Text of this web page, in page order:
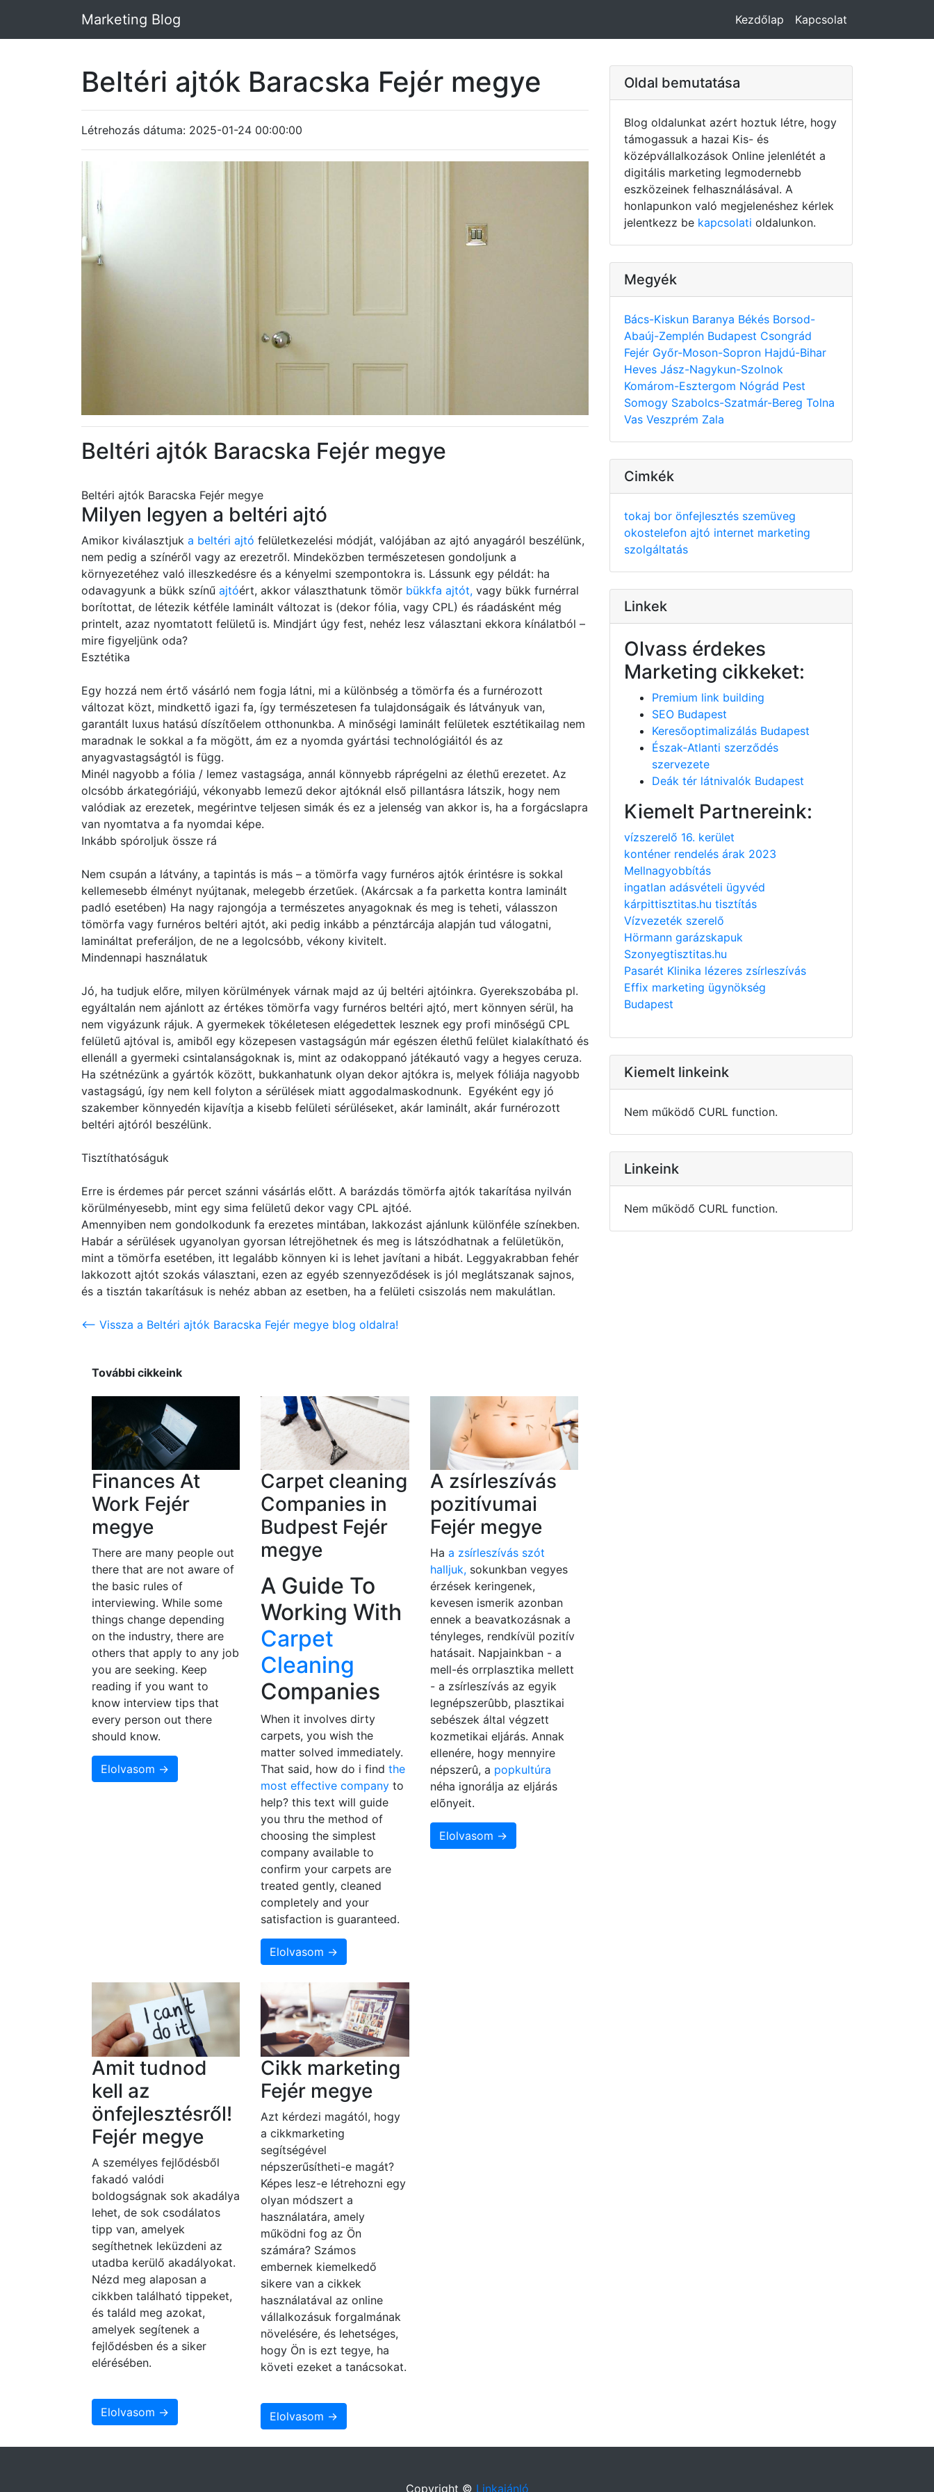
Marketing Blog Kezdőlap Kapcsolat
Beltéri ajtók Baracska Fejér megye
Létrehozás dátuma: 2025-01-24 00:00:00
Beltéri ajtók Baracska Fejér megye
Beltéri ajtók Baracska Fejér megye
Milyen legyen a beltéri ajtó
Amikor kiválasztjuk a beltéri ajtó felületkezelési módját, valójában az ajtó anyagáról beszélünk,
nem pedig a színéről vagy az erezetről. Mindeközben természetesen gondoljunk a
környezetéhez való illeszkedésre és a kényelmi szempontokra is. Lássunk egy példát: ha
odavagyunk a bükk színű ajtóért, akkor választhatunk tömör bükkfa ajtót, vagy bükk furnérral
borítottat, de létezik kétféle laminált változat is (dekor fólia, vagy CPL) és ráadásként még
printelt, azaz nyomtatott felületű is. Mindjárt úgy fest, nehéz lesz választani ekkora kínálatból –
mire figyeljünk oda?
Esztétika
Egy hozzá nem értő vásárló nem fogja látni, mi a különbség a tömörfa és a furnérozott
változat közt, mindkettő igazi fa, így természetesen fa tulajdonságaik és látványuk van,
garantált luxus hatású díszítőelem otthonunkba. A minőségi laminált felületek esztétikailag nem
maradnak le sokkal a fa mögött, ám ez a nyomda gyártási technológiáitól és az
anyagvastagságtól is függ.
Minél nagyobb a fólia / lemez vastagsága, annál könnyebb ráprégelni az élethű erezetet. Az
olcsóbb árkategóriájú, vékonyabb lemezű dekor ajtóknál első pillantásra látszik, hogy nem
valódiak az erezetek, megérintve teljesen simák és ez a jelenség van akkor is, ha a forgácslapra
van nyomtatva a fa nyomdai képe.
Inkább spóroljuk össze rá
Nem csupán a látvány, a tapintás is más – a tömörfa vagy furnéros ajtók érintésre is sokkal
kellemesebb élményt nyújtanak, melegebb érzetűek. (Akárcsak a fa parketta kontra laminált
padló esetében) Ha nagy rajongója a természetes anyagoknak és meg is teheti, válasszon
tömörfa vagy furnéros beltéri ajtót, aki pedig inkább a pénztárcája alapján tud válogatni,
lamináltat preferáljon, de ne a legolcsóbb, vékony kivitelt.
Mindennapi használatuk
Jó, ha tudjuk előre, milyen körülmények várnak majd az új beltéri ajtóinkra. Gyerekszobába pl.
egyáltalán nem ajánlott az értékes tömörfa vagy furnéros beltéri ajtó, mert könnyen sérül, ha
nem vigyázunk rájuk. A gyermekek tökéletesen elégedettek lesznek egy profi minőségű CPL
felületű ajtóval is, amiből egy közepesen vastagságún már egészen élethű felület kialakítható és
ellenáll a gyermeki csintalanságoknak is, mint az odakoppanó játékautó vagy a hegyes ceruza.
Ha szétnézünk a gyártók között, bukkanhatunk olyan dekor ajtókra is, melyek fóliája nagyobb
vastagságú, így nem kell folyton a sérülések miatt aggodalmaskodnunk. Egyéként egy jó
szakember könnyedén kijavítja a kisebb felületi sérüléseket, akár laminált, akár furnérozott
beltéri ajtóról beszélünk.
Tisztíthatóságuk
Erre is érdemes pár percet szánni vásárlás előtt. A barázdás tömörfa ajtók takarítása nyilván
körülményesebb, mint egy sima felületű dekor vagy CPL ajtóé.
Amennyiben nem gondolkodunk fa erezetes mintában, lakkozást ajánlunk különféle színekben.
Habár a sérülések ugyanolyan gyorsan létrejöhetnek és meg is látszódhatnak a felületükön,
mint a tömörfa esetében, itt legalább könnyen ki is lehet javítani a hibát. Leggyakrabban fehér
lakkozott ajtót szokás választani, ezen az egyéb szennyeződések is jól meglátszanak sajnos,
és a tisztán takarításuk is nehéz abban az esetben, ha a felületi csiszolás nem makulátlan.
<-- Vissza a Beltéri ajtók Baracska Fejér megye blog oldalra!
További cikkeink
Finances At
Work Fejér
megye
There are many people out
there that are not aware of
the basic rules of
interviewing. While some
things change depending
on the industry, there are
others that apply to any job
you are seeking. Keep
reading if you want to
know interview tips that
every person out there
should know.
Elolvasom →
Carpet cleaning
Companies in
Budpest Fejér
megye
A Guide To
Working With
Carpet
Cleaning
Companies
When it involves dirty
carpets, you wish the
matter solved immediately.
That said, how do i findthe
most effective company to
help? this text will guide
you thru the method of
choosing the simplest
company available to
confirm your carpets are
treated gently, cleaned
completely and your
satisfaction is guaranteed.
Elolvasom →
A zsírleszívás
pozitívumai
Fejér megye
Ha a zsírleszívás szót
halljuk,sokunkban vegyes
érzések keringenek,
kevesen ismerik azonban
ennek a beavatkozásnak a
tényleges, rendkívül pozitív
hatásait. Napjainkban - a
mell-és orrplasztika mellett
- a zsírleszívás az egyik
legnépszerûbb, plasztikai
sebészek által végzett
kozmetikai eljárás. Annak
ellenére, hogy mennyire
népszerû, a popkultúra
néha ignorálja az eljárás
elõnyeit.
Elolvasom →
Amit tudnod
kell az
önfejlesztésről!
Fejér megye
A személyes fejlődésből
fakadó valódi
boldogságnak sok akadálya
lehet, de sok csodálatos
tipp van, amelyek
segíthetnek leküzdeni az
utadba kerülő akadályokat.
Nézd meg alaposan a
cikkben található tippeket,
és találd meg azokat,
amelyek segítenek a
fejlődésben és a siker
elérésében.
Elolvasom →
Cikk marketing
Fejér megye
Azt kérdezi magától, hogy
a cikkmarketing
segítségével
népszerűsítheti-e magát?
Képes lesz-e létrehozni egy
olyan módszert a
használatára, amely
működni fog az Ön
számára? Számos
embernek kiemelkedő
sikere van a cikkek
használatával az online
vállalkozásuk forgalmának
növelésére, és lehetséges,
hogy Ön is ezt tegye, ha
követi ezeket a tanácsokat.
Elolvasom →
Oldal bemutatása
Blog oldalunkat azért hoztuk létre, hogy
támogassuk a hazai Kis- és
középvállalkozások Online jelenlétét a
digitális marketing legmodernebb
eszközeinek felhasználásával. A
honlapunkon való megjelenéshez kérlek
jelentkezz be kapcsolati oldalunkon.
Megyék
Bács-Kiskun Baranya Békés Borsod-
Abaúj-Zemplén Budapest Csongrád
Fejér Győr-Moson-Sopron Hajdú-Bihar
Heves Jász-Nagykun-Szolnok
Komárom-Esztergom Nógrád Pest
Somogy Szabolcs-Szatmár-Bereg Tolna
Vas Veszprém Zala
Cimkék
tokaj bor önfejlesztés szemüveg
okostelefon ajtó internet marketing
szolgáltatás
Linkek
Olvass érdekes
Marketing cikkeket:
Premium link building
SEO Budapest
Keresőoptimalizálás Budapest
Észak-Atlanti szerződés
szervezete
Deák tér látnivalók Budapest
Kiemelt Partnereink:
vízszerelő 16. kerület
konténer rendelés árak 2023
Mellnagyobbítás
ingatlan adásvételi ügyvéd
kárpittisztitas.hu tisztítás
Vízvezeték szerelő
Hörmann garázskapuk
Szonyegtisztitas.hu
Pasarét Klinika lézeres zsírleszívás
Effix marketing ügynökség
Budapest
Kiemelt linkeink
Nem működő CURL function.
Linkeink
Nem működő CURL function.
Copyright © Linkajánló